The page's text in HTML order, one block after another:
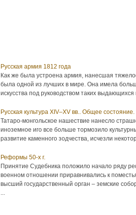
Русская армия 1812 года
Как же была устроена армия, нанесшая
была одной из лучших в мире. Она имела
искусства под руководством таких
Русская культура XIV–XV вв.. Общее состояние.
Татаро-монгольское нашествие нанесло
иноземное иго все больше тормозило
развитие каменного зодчества, исчезли
Реформы 50-х г.
Принятие Судебника положило начало ряду
военном отношении приравнивались к
высший государственный орган – земские
...